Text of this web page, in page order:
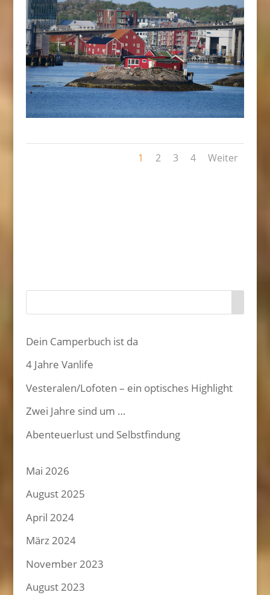
1 2 3 4 Weiter
Dein Camperbuch ist da
4 Jahre Vanlife
Vesteralen/Lofoten – ein optisches Highlight
Zwei Jahre sind um …
Abenteuerlust und Selbstfindung
Mai 2026
August 2025
April 2024
März 2024
November 2023
August 2023